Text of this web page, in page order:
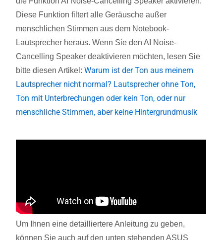
Diese Funktion filtert alle Geräusche außer
menschlichen Stimmen aus dem Notebook-
Lautsprecher heraus. Wenn Sie den AI Noise-
Cancelling Speaker deaktivieren möchten, lesen Sie
bitte diesen Artikel: Warum ist der Ton aus meinem
Lautsprecher nicht normal? Lautsprecher ohne Ton,
Ton mit Unterbrechungen oder kein Ton, oder nur
menschliche Stimmen, aber keine Hintergrundmusik
Um Ihnen eine detailliertere Anleitung zu geben,
können Sie auch auf den unten stehenden ASUS